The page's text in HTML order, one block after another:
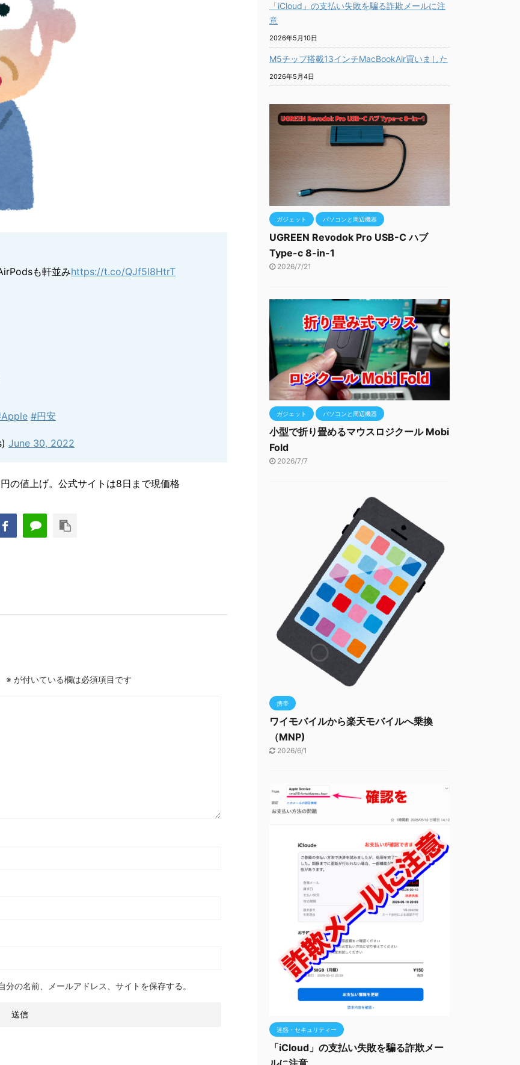
も軒並みhttps://t.co/QJf5l8HtrT
#円安
June 30, 2022
の値上げ。公式サイトは8日まで現価格
※ が付いている欄は必須項目です
の名前、メールアドレス、サイトを保存する。
「iCloud」の支払い失敗を騙る詐欺メールに注
意
2026年5月10日
M5チップ搭載13インチMacBookAir買いました
2026年5月4日
ガジェット パソコンと周辺機器
UGREEN Revodok Pro USB-C ハブ
Type-c 8-in-1
2026/7/21
ガジェット パソコンと周辺機器
小型で折り畳めるマウスロジクール Mobi
Fold
2026/7/7
携帯
ワイモバイルから楽天モバイルへ乗換
（MNP)
2026/6/1
迷惑・セキュリティー
「iCloud」の支払い失敗を騙る詐欺メー